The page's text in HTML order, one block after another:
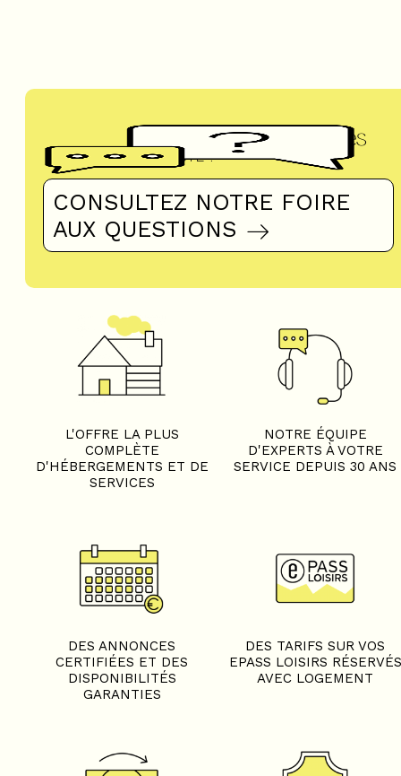
Questions fréquentes
UN DOUTE ?
CONSULTEZ NOTRE FOIRE
AUX QUESTIONS
L'OFFRE LA PLUS
COMPLÈTE
D'HÉBERGEMENTS ET DE
SERVICES
NOTRE ÉQUIPE
D'EXPERTS À VOTRE
SERVICE DEPUIS 30 ANS
DES ANNONCES
CERTIFIÉES ET DES
DISPONIBILITÉS
GARANTIES
DES TARIFS SUR VOS
EPASS LOISIRS RÉSERVÉS
AVEC LOGEMENT